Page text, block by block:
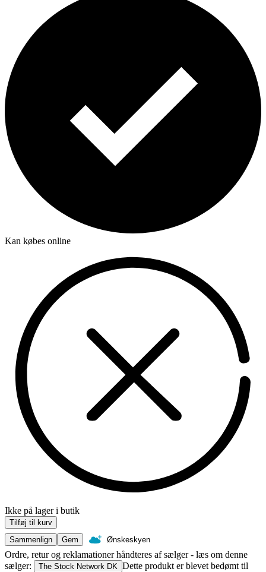
Kan købes online
Ikke på lager i butik
Tilføj til kurv
Sammenlign
Gem Ønskeskyen
Ordre, retur og reklamationer håndteres af sælger - læs om denne
sælger:
The Stock Network DK Dette produkt er blevet bedømt til